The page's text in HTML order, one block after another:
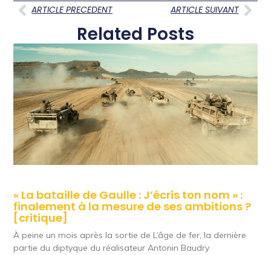
ARTICLE PRECEDENT ARTICLE SUIVANT
Related Posts
« La bataille de Gaulle : J’écris ton nom » :
finalement à la mesure de ses ambitions ?
[critique]
À peine un mois après la sortie de L’âge de fer, la dernière
partie du diptyque du réalisateur Antonin Baudry